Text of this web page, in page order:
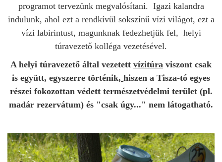
programot tervezünk megvalósítani. Igazi kalandra
indulunk, ahol ezt a rendkívül sokszínű vízi világot, ezt a
vízi labirintust, magunknak fedezhetjük fel, helyi
túravezető kolléga vezetésével.
A helyi túravezető által vezetett vízitúra viszont csak
is együtt, egyszerre történik, hiszen a Tisza-tó egyes
részei fokozottan védett természetvédelmi terület (pl.
madár rezervátum) és "csak úgy..." nem látogatható.